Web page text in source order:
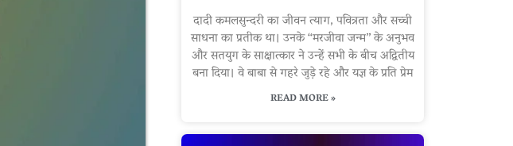
दादी कमलसुन्दरी का जीवन त्याग, पवित्रता और सच्ची
साधना का प्रतीक था। उनके “मरजीवा जन्म” के अनुभव
और सतयुग के साक्षात्कार ने उन्हें सभी के बीच अद्वितीय
बना दिया। वे बाबा से गहरे जुड़े रहे और यज्ञ के प्रति प्रेम
READ MORE »